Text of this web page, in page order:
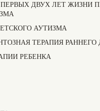
ДВУХ ЛЕТ ЖИЗНИ
АУТИЗМА
ТЕРАПИЯ
РЕБЕНКА